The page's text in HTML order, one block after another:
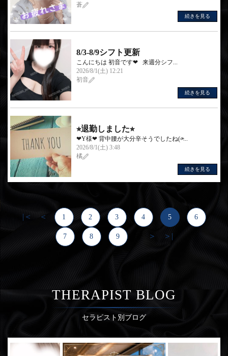
蒼
続きを見る
8/3-8/9シフト更新
こんにちは 初音です❤︎‬ 来週分シフ...
2026/8/1(土) 12:21
初音
続きを見る
⭐︎退勤しました⭐︎
❤︎Y様❤︎ 背中腰が大分辛そうでしたね(৹ᵒ̴...
2026/8/1(土) 3:48
橘
続きを見る
|＜ ＜ 1 2 3 4 5 6
7 8 9 ＞ ＞|
THERAPIST BLOG
セラピスト別ブログ